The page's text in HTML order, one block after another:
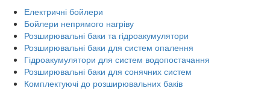
Електричні бойлери
Бойлери непрямого нагріву
Розширювальні баки та гідроакумулятори
Розширювальні баки для систем опалення
Гідроакумулятори для систем водопостачання
Розширювальні баки для сонячних систем
Комплектуючі до розширювальних баків